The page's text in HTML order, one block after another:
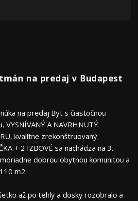
na predaj v Budapest
na predaj Byt s čiastočnou
VYSNÍVANÝ A NAVRHNUTÝ
kvalitne zrekonštruovaný.
+ 2 IZBOVÉ sa nachádza na 3.
dobrou obytnou komunitou a
m2.
až po tehly a dosky rozobralo a